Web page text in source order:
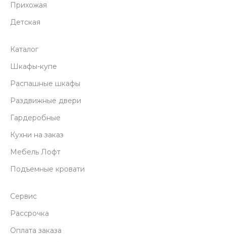
Прихожая
Детская
Каталог
Шкафы-купе
Распашные шкафы
Раздвижные двери
Гардеробные
Кухни на заказ
Мебель Лофт
Подъемные кровати
Сервис
Рассрочка
Оплата заказа